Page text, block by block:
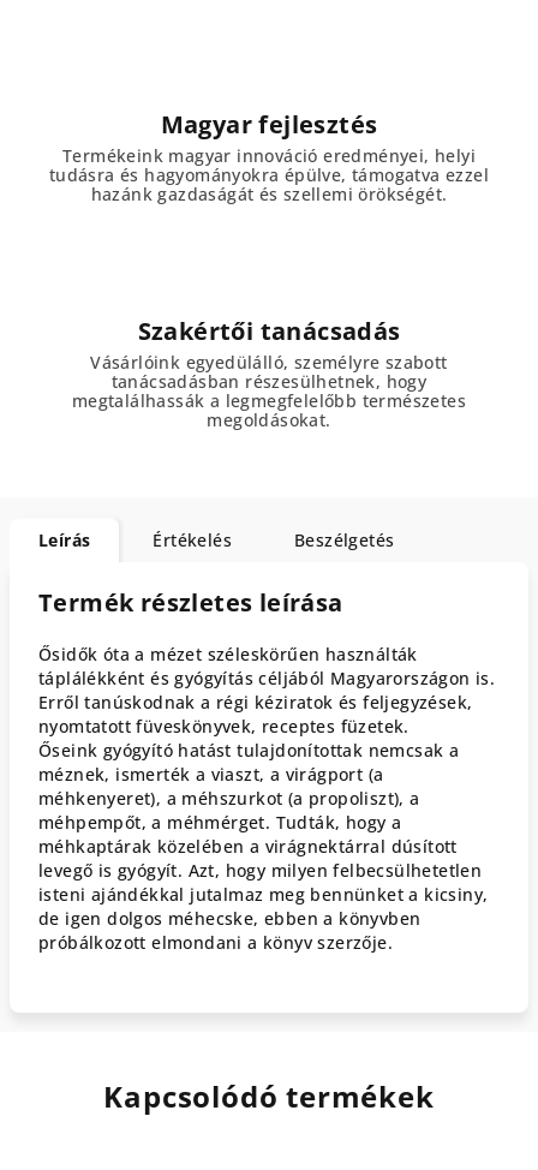
Magyar fejlesztés
Termékeink magyar innováció eredményei, helyi
tudásra és hagyományokra épülve, támogatva ezzel
hazánk gazdaságát és szellemi örökségét.
Szakértői tanácsadás
Vásárlóink egyedülálló, személyre szabott
tanácsadásban részesülhetnek, hogy
megtalálhassák a legmegfelelőbb természetes
megoldásokat.
Leírás Értékelés Beszélgetés
Termék részletes leírása
Ősidők óta a mézet széleskörűen használták
táplálékként és gyógyítás céljából Magyarországon is.
Erről tanúskodnak a régi kéziratok és feljegyzések,
nyomtatott füveskönyvek, receptes füzetek.
Őseink gyógyító hatást tulajdonítottak nemcsak a
méznek, ismerték a viaszt, a virágport (a
méhkenyeret), a méhszurkot (a propoliszt), a
méhpempőt, a méhmérget. Tudták, hogy a
méhkaptárak közelében a virágnektárral dúsított
levegő is gyógyít. Azt, hogy milyen felbecsülhetetlen
isteni ajándékkal jutalmaz meg bennünket a kicsiny,
de igen dolgos méhecske, ebben a könyvben
próbálkozott elmondani a könyv szerzője.
Kapcsolódó termékek